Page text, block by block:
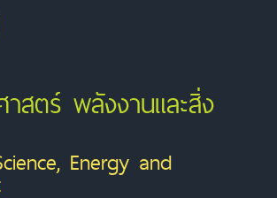
สตร์ พลังงานและสิ่ง
Energy and